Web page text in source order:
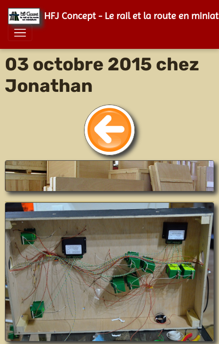
HFJ Concept - Le rail et la route en
03 octobre 2015 chez
Jonathan